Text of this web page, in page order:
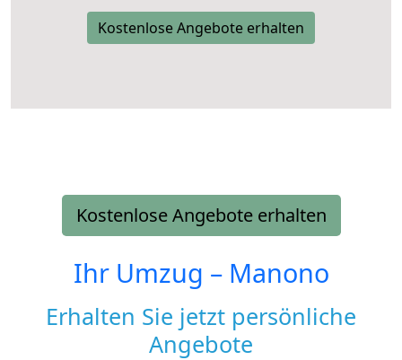
Kostenlose Angebote erhalten
Kostenlose Angebote erhalten
Ihr Umzug – Manono
Erhalten Sie jetzt persönliche
Angebote